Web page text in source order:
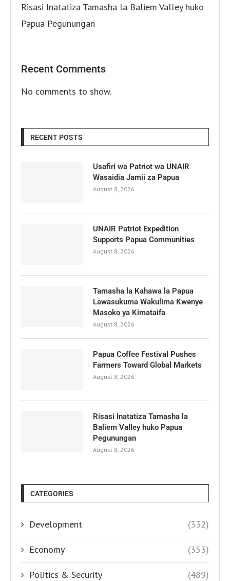
Risasi Inatatiza Tamasha la Baliem Valley huko
Papua Pegunungan
Recent Comments
No comments to show.
RECENT POSTS
Usafiri wa Patriot wa UNAIR
Wasaidia Jamii za Papua
August 8, 2026
UNAIR Patriot Expedition
Supports Papua Communities
August 8, 2026
Tamasha la Kahawa la Papua
Lawasukuma Wakulima Kwenye
Masoko ya Kimataifa
August 8, 2026
Papua Coffee Festival Pushes
Farmers Toward Global Markets
August 8, 2026
Risasi Inatatiza Tamasha la
Baliem Valley huko Papua
Pegunungan
August 8, 2026
CATEGORIES
Development (332)
Economy (353)
Politics & Security (489)